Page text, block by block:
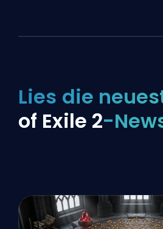
Lies die
of Exile 2-